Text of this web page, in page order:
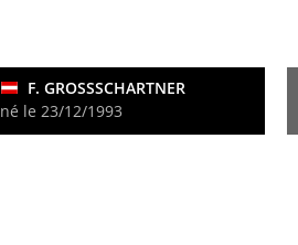
F. GROSSSCHARTNER
né le 23/12/1993